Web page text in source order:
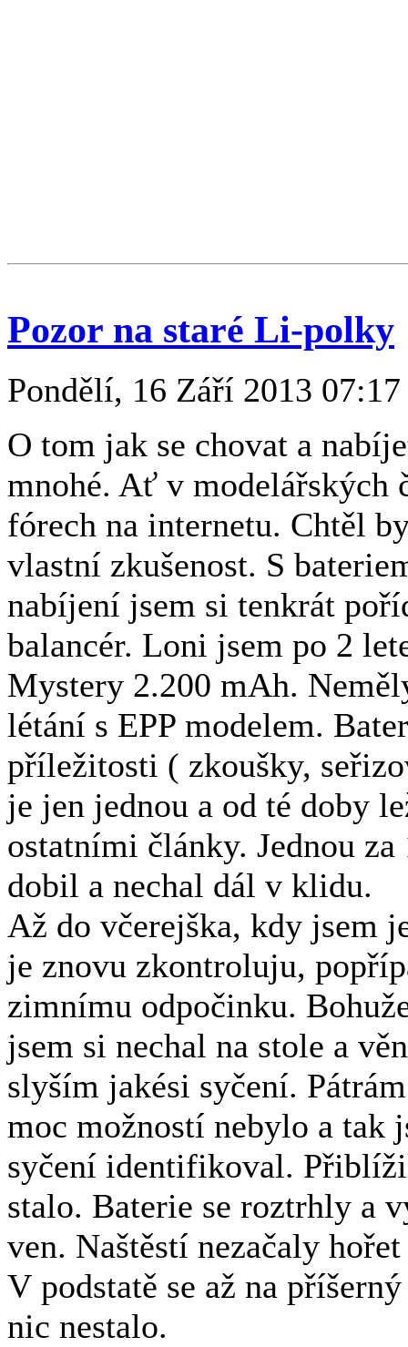
Pozor na staré Li-polky
Pondělí, 16 Září 2013 07:17
O tom jak se chovat a
mnohé. Ať v modelářských
fórech na internetu. Chtěl
vlastní zkušenost. S
nabíjení jsem si tenkrát
balancér. Loni jsem po 2
Mystery 2.200 mAh.
létání s EPP modelem.
příležitosti ( zkoušky,
je jen jednou a od té doby
ostatními články. Jednou
dobil a nechal dál v klidu.
Až do včerejška, kdy jsem
je znovu zkontroluju,
zimnímu odpočinku.
jsem si nechal na stole a
slyším jakési syčení.
moc možností nebylo a tak
syčení identifikoval.
stalo. Baterie se roztrhly a
ven. Naštěstí nezačaly
V podstatě se až na
nic nestalo.